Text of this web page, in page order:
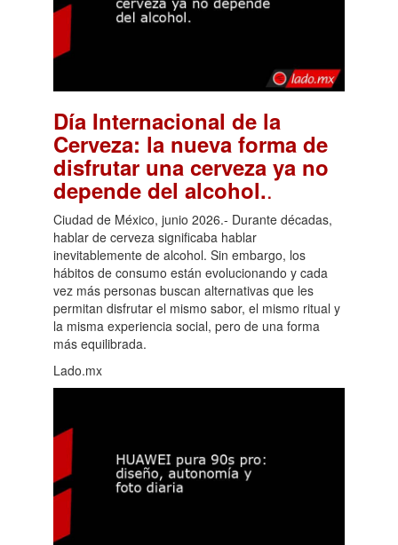
Día Internacional de la
Cerveza: la nueva forma de
disfrutar una cerveza ya no
depende del alcohol..
Ciudad de México, junio 2026.- Durante décadas,
hablar de cerveza significaba hablar
inevitablemente de alcohol. Sin embargo, los
hábitos de consumo están evolucionando y cada
vez más personas buscan alternativas que les
permitan disfrutar el mismo sabor, el mismo ritual y
la misma experiencia social, pero de una forma
más equilibrada.
Lado.mx